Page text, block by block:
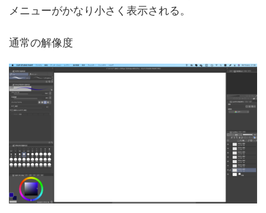
メニューがかなり小さく表示される。
通常の解像度